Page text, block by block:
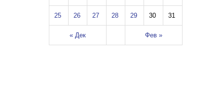
« Дек Фев »
25 26 27 28 29 30 31